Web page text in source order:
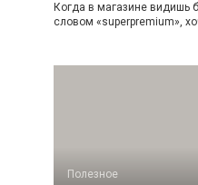
Когда в магазине видишь
словом «superpremium»,
Полезное